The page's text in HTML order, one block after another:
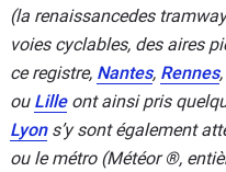
(la renaissancedes
voies cyclables, des aires
ce registre, Nantes, Rennes
ou Lilleont ainsi pris
Lyons’y sont également
ou le métro (Météor ®,